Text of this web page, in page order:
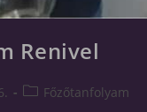
Renivel
Főzőtanfolyam